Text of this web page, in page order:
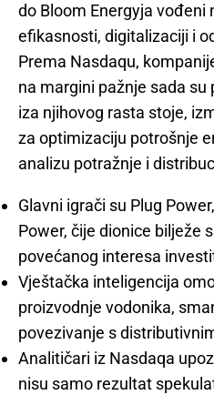
do Bloom Energyja vođeni
efikasnosti, digitalizaciji i
Prema Nasdaqu,
na margini pažnje sada su
iza njihovog rasta stoje,
za optimizaciju potrošnje
analizu potražnje i
Glavni igrači su Plug
Power, čije dionice bilježe
povećanog interesa
Vještačka inteligencija
proizvodnje vodonika,
povezivanje s
Analitičari iz Nasdaqa
nisu samo rezultat